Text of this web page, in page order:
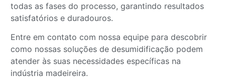
todas as fases do processo, garantindo resultados
satisfatórios e duradouros.
Entre em contato com nossa equipe para descobrir
como nossas soluções de desumidificação podem
atender às suas necessidades específicas na
indústria madeireira.